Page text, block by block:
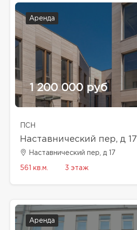
Аренда
1 200 000 руб
ПСН
Наставнический пер, д 17
Наставнический пер, д 17
561 кв.м. 3 этаж
Аренда